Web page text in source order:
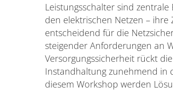
Leistungsschalter sind
den elektrischen Netzen – ihre
entscheidend für die
steigender Anforderungen an
Versorgungssicherheit rückt
Instandhaltung zunehmend in
diesem Workshop werden